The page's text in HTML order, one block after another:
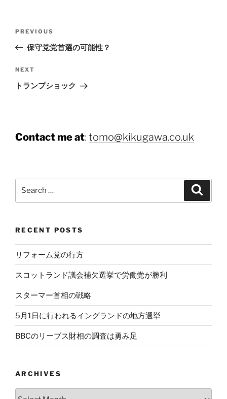
Previous
Post
PREVIOUS
保守党党首選の可能性？
Next
Post
NEXT
トランプショック
Contact me at: tomo@kikugawa.co.uk
RECENT POSTS
リフォーム党の行方
スコットランド議会補欠選挙で労働党が勝利
スターマー首相の戦略
5月1日に行われるイングランドの地方選挙
BBCのリーブス財相の調査は勇み足
ARCHIVES
Archives